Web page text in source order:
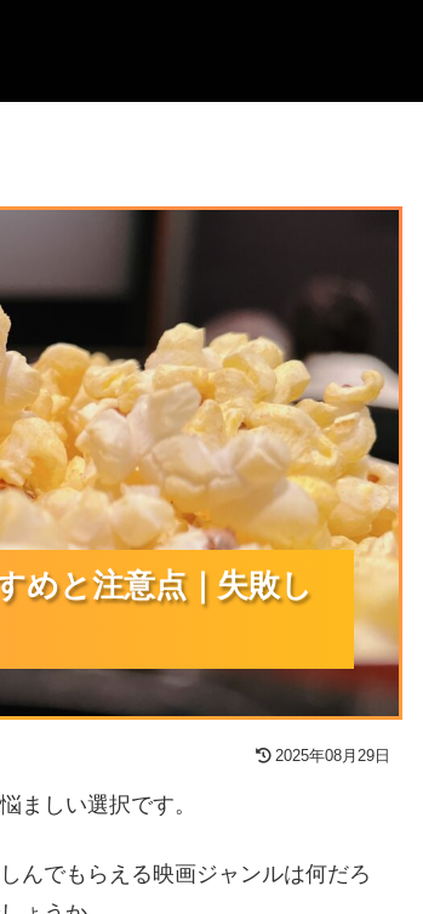
しない選び方と盛り上がる秘訣
めと注意点｜失敗し
めと注意点｜失敗し
めと注意点｜失敗し
2025年08月29日
ましい選択です。
んでもらえる映画ジャンルは何だろ